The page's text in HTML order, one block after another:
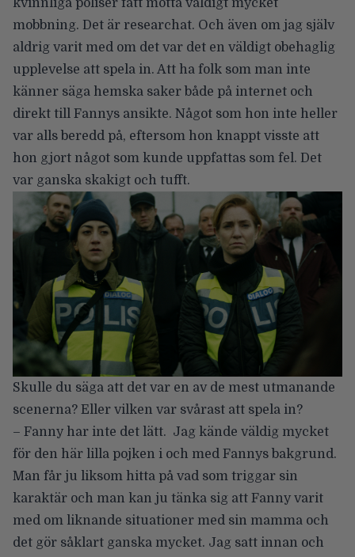
kvinnliga poliser fått motta väldigt mycket
mobbning. Det är researchat. Och även om jag själv
aldrig varit med om det var det en väldigt obehaglig
upplevelse att spela in. Att ha folk som man inte
känner säga hemska saker både på internet och
direkt till Fannys ansikte. Något som hon inte heller
var alls beredd på, eftersom hon knappt visste att
hon gjort något som kunde uppfattas som fel. Det
var ganska skakigt och tufft.
Skulle du säga att det var en av de mest utmanande
scenerna? Eller vilken var svårast att spela in?
– Fanny har inte det lätt. Jag kände väldig mycket
för den här lilla pojken i och med Fannys bakgrund.
Man får ju liksom hitta på vad som triggar sin
karaktär och man kan ju tänka sig att Fanny varit
med om liknande situationer med sin mamma och
det gör såklart ganska mycket. Jag satt innan och